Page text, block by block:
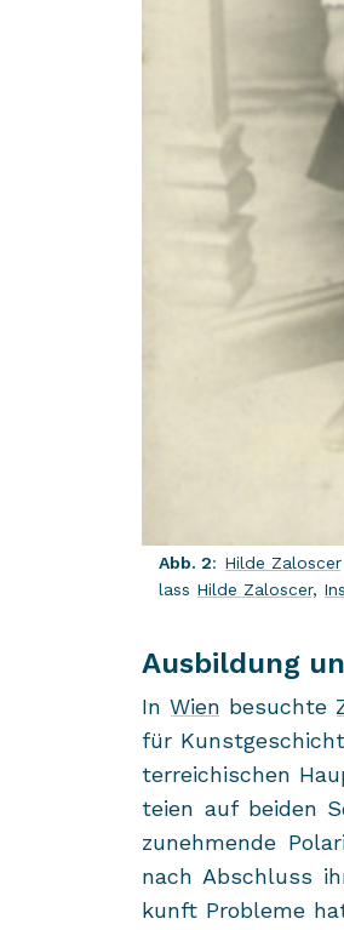
Abb. 2: Hilde Za­lo­s­cer
lass Hilde Za­lo­s­cer,
Ausbildung
InWien be­such­te
für
ter­rei­chi­schen
tei­en auf bei­den
zu­neh­men­de
nach Ab­schluss
kunft Pro­ble­me